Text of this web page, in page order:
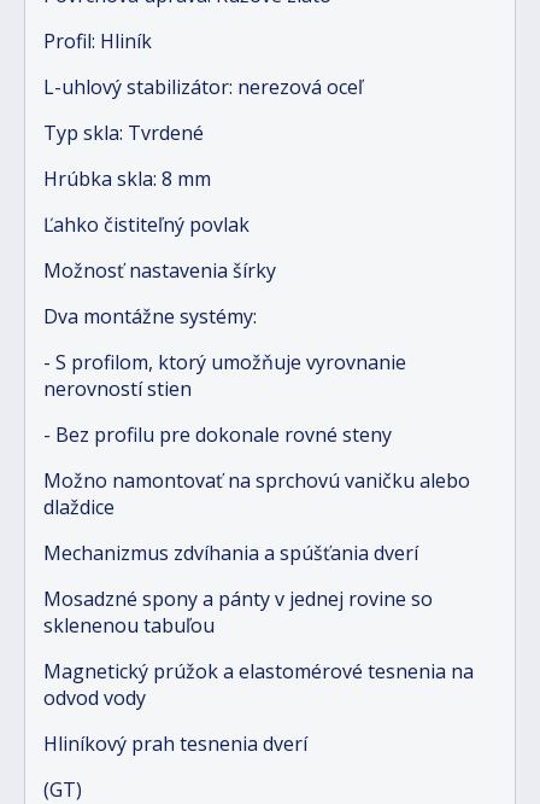
Profil: Hliník
L-uhlový stabilizátor: nerezová oceľ
Typ skla: Tvrdené
Hrúbka skla: 8 mm
Ľahko čistiteľný povlak
Možnosť nastavenia šírky
Dva montážne systémy:
- S profilom, ktorý umožňuje vyrovnanie
nerovností stien
- Bez profilu pre dokonale rovné steny
Možno namontovať na sprchovú vaničku alebo
dlaždice
Mechanizmus zdvíhania a spúšťania dverí
Mosadzné spony a pánty v jednej rovine so
sklenenou tabuľou
Magnetický prúžok a elastomérové tesnenia na
odvod vody
Hliníkový prah tesnenia dverí
(GT)